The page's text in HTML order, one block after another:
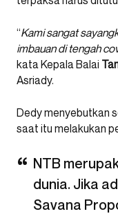
“Kami sangat
imbauan di tengah
kata Kepala Balai
Asriady.
Dedy menyebutkan
saat itu melakukan
NTB
dunia. Jika
Savana